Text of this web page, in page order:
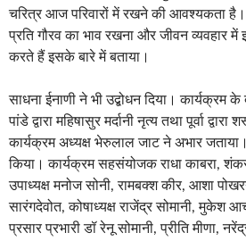
चरित्र आज परिवारों में रखने की आवश्यकता
प्रति गौरव का भाव रखना और जीवन व्यवहार
करते हैं इसके बारे में बताया।
साधना ईनाणी ने भी उद्बोधन दिया। कार्यक्रम
पांडे द्वारा महिषासुर मर्दानी नृत्य तथा पूर्वा
कार्यक्रम अध्यक्ष भेरुलाल जाट ने अभार
किया। कार्यक्रम सहसंयोजक राधा काबरा,
उपाध्यक्ष मनोज सोनी, रामबक्श कीर, आशा
सारंगदेवोत, कोषाध्यक्ष राजेंद्र सोमानी, मुकेश
प्रसार प्रभारी डॉ रेनू सोमानी, प्रीति मीणा,